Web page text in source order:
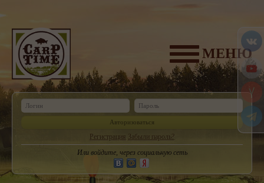
МЕНЮ
Авторизоваться
Регистрация Забыли пароль?
Или войдите, через социальную сеть